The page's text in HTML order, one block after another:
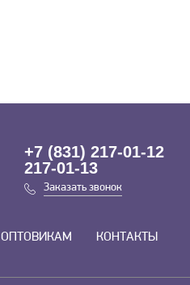
+7 (831) 217-01-12
217-01-13
Заказать звонок
ОПТОВИКАМ КОНТАКТЫ